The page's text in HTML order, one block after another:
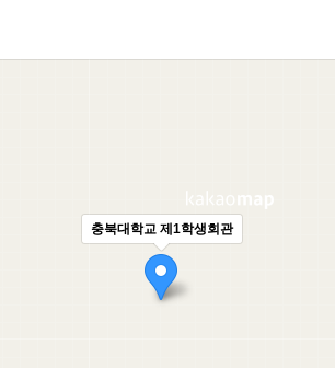
충북대학교 제1학생회관